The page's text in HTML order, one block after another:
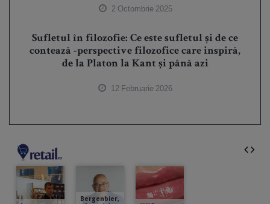
2 Octombrie 2025
Sufletul în filozofie: Ce este sufletul și de ce
contează -perspective filozofice care inspiră,
de la Platon la Kant și până azi
12 Februarie 2026